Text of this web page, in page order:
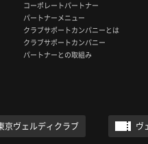
コーポレートパートナー
パートナーメニュー
クラブサポートカンパニーとは
クラブサポートカンパニー
パートナーとの取組み
京ヴェルディクラブ ヴ